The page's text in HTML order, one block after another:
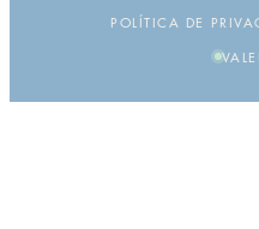
POLÍTICA DE